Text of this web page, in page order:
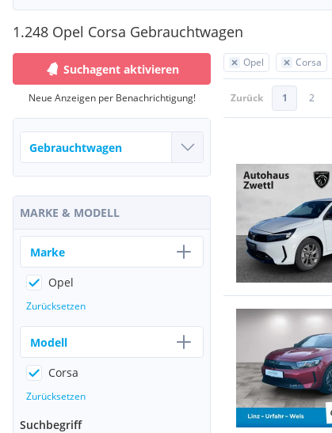
1.248 Opel Corsa Gebrauchtwagen
Opel Corsa
Zurück 1 2
Suchagent aktivieren
Neue Anzeigen per Benachrichtigung!
MARKE & MODELL
Marke
Opel
Zurücksetzen
Modell
Corsa
Zurücksetzen
Suchbegriff